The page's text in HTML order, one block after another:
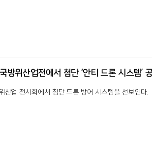
위산업전에서 첨단 ‘안티 드론 시스템’
산업 전시회에서 첨단 드론 방어 시스템을 선보인다.